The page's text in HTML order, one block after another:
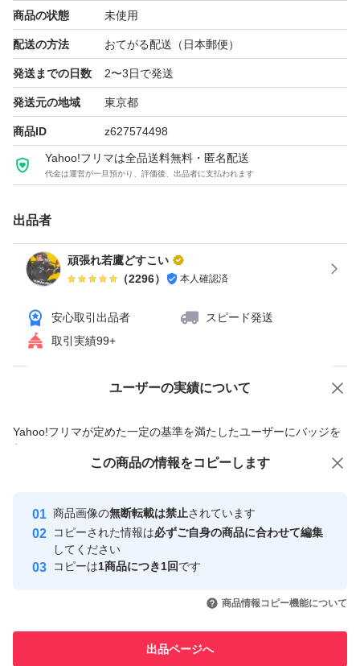
商品の状態 未使用
配送の方法 おてがる配送（日本郵便）
発送までの日数 2〜3日で発送
発送元の地域 東京都
商品ID z627574498
Yahoo!フリマは全品送料無料・匿名配送
代金は運営が一旦預かり、評価後、出品者に支払われます
出品者
頑張れ若鷹どすこい
（2296） 本人確認済
安心取引出品者
スピード発送
取引実績99+
ユーザーの実績について
Yahoo!フリマが定めた一定の基準を満たしたユーザーにバッジを
付与しています
安心取引出品者
心・安全なユーザーです
取引実績
引を完了させた実績があります
での取引実績があります
価格の相談 商品への質問
この商品の情報をコピーします
商品画像の無断転載は禁止されています
コピーされた情報は必ずご自身の商品に合わせて編集
してください
コピーは1商品につき1回です
商品情報コピー機能について
出品ページへ
この商品をみている人にオススメ